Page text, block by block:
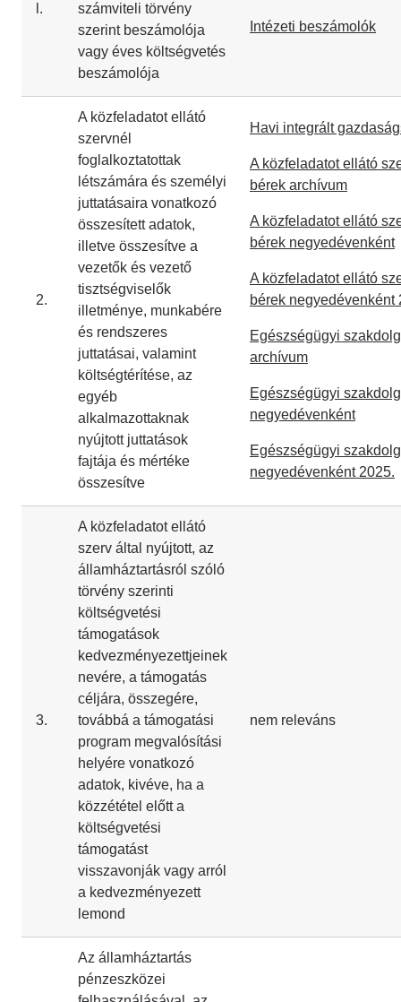
l.
számviteli törvény
szerint beszámolója
vagy éves költségvetés
beszámolója
Intézeti beszámolók
2.
A közfeladatot ellátó
szervnél
foglalkoztatottak
létszámára és személyi
juttatásaira vonatkozó
összesített adatok,
illetve összesítve a
vezetők és vezető
tisztségviselők
illetménye, munkabére
és rendszeres
juttatásai, valamint
költségtérítése, az
egyéb
alkalmazottaknak
nyújtott juttatások
fajtája és mértéke
összesítve
Havi integrált
A közfeladatot ellátó
bérek archívum
A közfeladatot ellátó
bérek negyedévenként
A közfeladatot ellátó
bérek negyedévenként
Egészségügyi
archívum
Egészségügyi
negyedévenként
Egészségügyi
negyedévenként 2025.
3.
A közfeladatot ellátó
szerv által nyújtott, az
államháztartásról szóló
törvény szerinti
költségvetési
támogatások
kedvezményezettjeinek
nevére, a támogatás
céljára, összegére,
továbbá a támogatási
program megvalósítási
helyére vonatkozó
adatok, kivéve, ha a
közzététel előtt a
költségvetési
támogatást
visszavonják vagy arról
a kedvezményezett
lemond
nem releváns
Az államháztartás
pénzeszközei